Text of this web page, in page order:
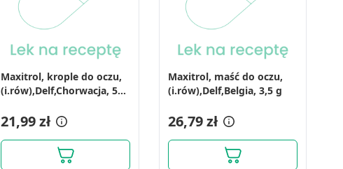
Maxitrol, krople do oczu,
(i.rów),Delf,Chorwacja, 5
21,99 zł
Maxitrol, maść do oczu,
(i.rów),Delf,Belgia, 3,5 g
26,79 zł